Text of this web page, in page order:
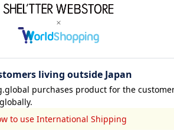
サイズ
M(23.5-24.0)
L(24.5-25.0)